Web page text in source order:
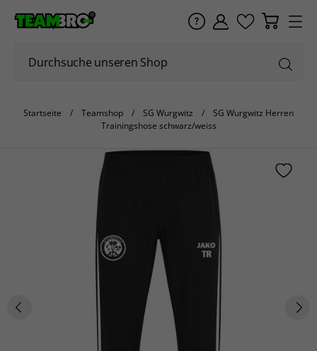
Startseite Teamshop SG Wurgwitz
SG Wurgwitz Herren
Trainingshose schwarz/weiss